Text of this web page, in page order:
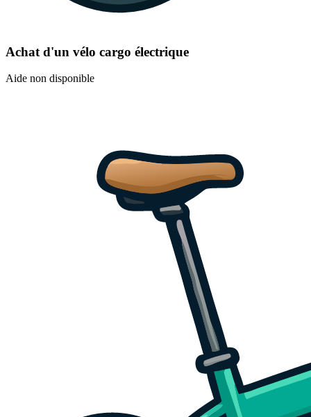
Achat d'un vélo cargo électrique
Aide non disponible